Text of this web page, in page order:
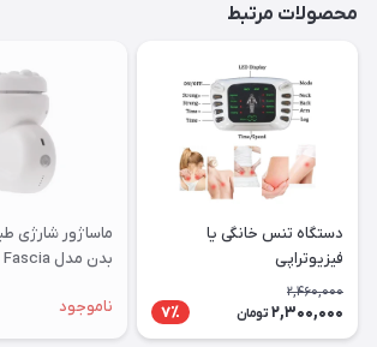
محصولات مرتبط
دستگاه تنس خانگی یا
فیزیوتراپی
2,460,000
2,300,000 تومان 7٪
ماساژور شارژی
بدن مدل Fascia
822
ناموجود